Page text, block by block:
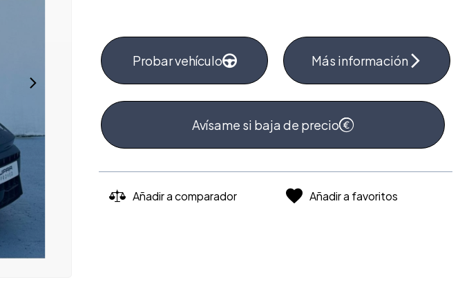
Probar vehículo Más información
Avísame si baja de precio
Añadir a comparador Añadir a favoritos